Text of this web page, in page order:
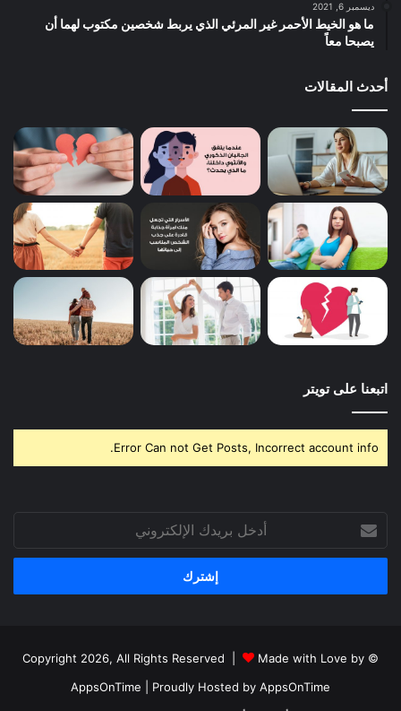
ديسمبر 6, 2021
ما هو الخيط الأحمر غير المرئي الذي يربط شخصين مكتوب لهما أن
يصبحا معاً
أحدث المقالات
اتبعنا على تويتر
Error Can not Get Posts, Incorrect account info.
بريدك
الإلكتروني
© Copyright 2026, All Rights Reserved |
Made with Love by
AppsOnTime | Proudly Hosted by AppsOnTime